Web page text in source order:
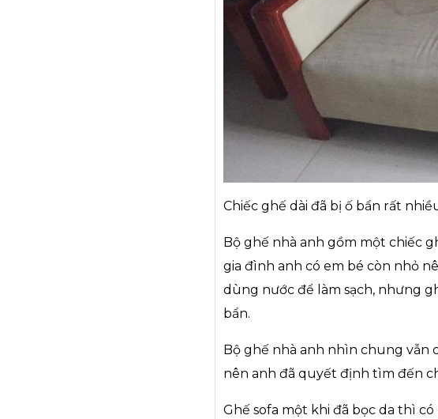
Chiếc ghế dài đã bị ố bẩn rất
Bộ ghế nhà anh gồm một chiếc
gia đình anh có em bé còn nhỏ
dùng nước để làm sạch, nhưng
bẩn.
Bộ ghế nhà anh nhìn chung vẫn
nên anh đã quyết định tìm đến
Ghế sofa một khi đã bọc da thì